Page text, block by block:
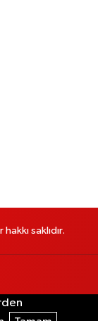
saklıdır.